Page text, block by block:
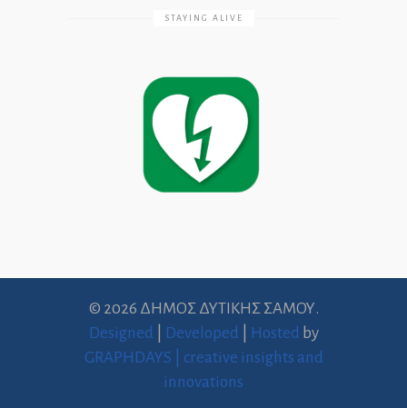
STAYING ALIVE
© 2026 ΔΗΜΟΣ ΔΥΤΙΚΗΣ ΣΑΜΟΥ.
Designed
Developed Hosted by
GRAPHDAYS | creative insights and
innovations